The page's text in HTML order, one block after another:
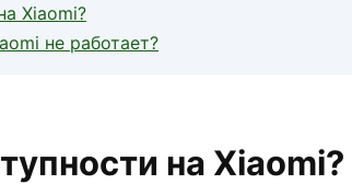
Xiaomi?
не работает?
на Xiaomi?